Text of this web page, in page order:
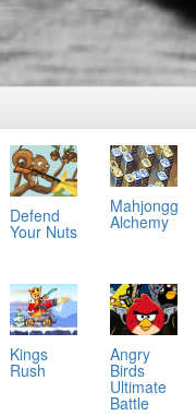
Defend
Your Nuts
Mahjongg
Alchemy
Kings
Rush
Angry
Birds
Ultimate
Battle